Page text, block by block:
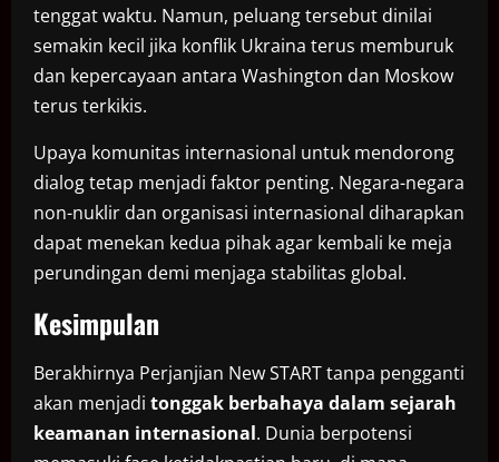
tenggat waktu. Namun, peluang tersebut dinilai
semakin kecil jika konflik Ukraina terus memburuk
dan kepercayaan antara Washington dan Moskow
terus terkikis.
Upaya komunitas internasional untuk mendorong
dialog tetap menjadi faktor penting. Negara-negara
non-nuklir dan organisasi internasional diharapkan
dapat menekan kedua pihak agar kembali ke meja
perundingan demi menjaga stabilitas global.
Kesimpulan
Berakhirnya Perjanjian New START tanpa pengganti
akan menjadi tonggak berbahaya dalam sejarah
keamanan internasional. Dunia berpotensi